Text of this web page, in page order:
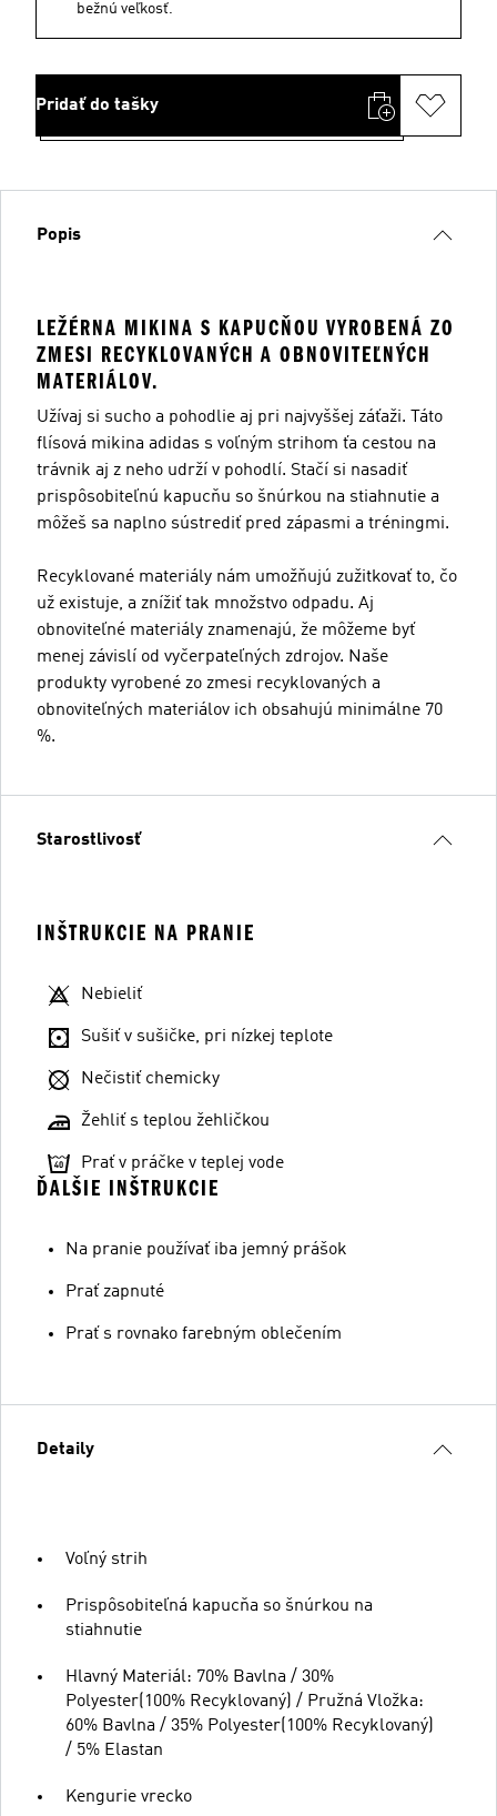
bežnú veľkosť.
Pridať do tašky
Popis
LEŽÉRNA MIKINA S KAPUCŇOU VYROBENÁ ZO
ZMESI RECYKLOVANÝCH A OBNOVITEĽNÝCH
MATERIÁLOV.
Užívaj si sucho a pohodlie aj pri najvyššej záťaži. Táto
flísová mikina adidas s voľným strihom ťa cestou na
trávnik aj z neho udrží v pohodlí. Stačí si nasadiť
prispôsobiteľnú kapucňu so šnúrkou na stiahnutie a
môžeš sa naplno sústrediť pred zápasmi a tréningmi.
Recyklované materiály nám umožňujú zužitkovať to, čo
už existuje, a znížiť tak množstvo odpadu. Aj
obnoviteľné materiály znamenajú, že môžeme byť
menej závislí od vyčerpateľných zdrojov. Naše
produkty vyrobené zo zmesi recyklovaných a
obnoviteľných materiálov ich obsahujú minimálne 70
%.
Starostlivosť
INŠTRUKCIE NA PRANIE
Nebieliť
Sušiť v sušičke, pri nízkej teplote
Nečistiť chemicky
Žehliť s teplou žehličkou
Prať v práčke v teplej vode
ĎALŠIE INŠTRUKCIE
Na pranie používať iba jemný prášok
Prať zapnuté
Prať s rovnako farebným oblečením
Detaily
Voľný strih
Prispôsobiteľná kapucňa so šnúrkou na
stiahnutie
Hlavný Materiál: 70% Bavlna / 30%
Polyester(100% Recyklovaný) / Pružná Vložka:
60% Bavlna / 35% Polyester(100% Recyklovaný)
/ 5% Elastan
Kengurie vrecko